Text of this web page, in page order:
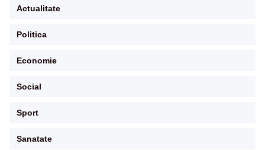
Actualitate
Politica
Economie
Social
Sport
Sanatate